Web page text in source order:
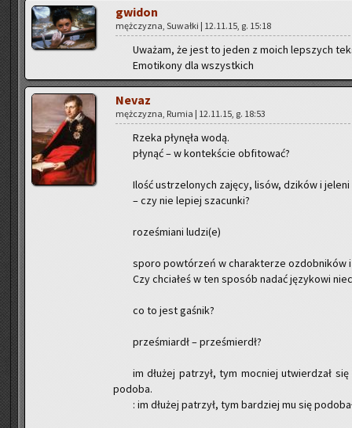
gwi­don
męż­czy­zna, Su­wał­ki | 12.11.15, g. 15:18
Uwa­żam, że jest to jeden z moich lep­szych
Emo­ti­ko­ny dla wszyst­kich
Nevaz
męż­czy­zna, Rumia | 12.11.15, g. 18:53
Rzeka pły­nę­ła wodą.
pły­nąć – w kon­tek­ście ob­fi­to­wać?
Ilość ustrze­lo­nych za­ję­cy, lisów, dzi­ków i
– czy nie le­piej sza­cun­ki?
ro­ze­śmia­ni ludzi(e)
sporo po­wtó­rzeń w cha­rak­te­rze ozdob­ni­ków
Czy chcia­łeś w ten spo­sób nadać ję­zy­ko­wi
co to jest ga­śnik?
prze­śmiardł – prze­śmierdł?
im dłu­żej pa­trzył, tym moc­niej utwier­dzał
po­do­ba.
: im dłu­żej pa­trzył, tym bar­dziej mu się